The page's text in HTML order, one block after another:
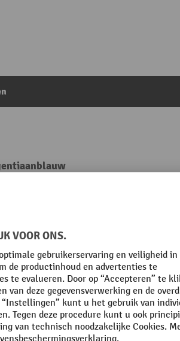
Plaats van vervaardiging
RAL-kleur
Rubriek